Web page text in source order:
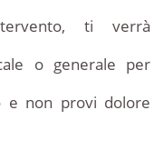
ti verrà
o generale per
e non provi dolore